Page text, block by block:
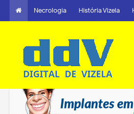
Necrologia História Vizela